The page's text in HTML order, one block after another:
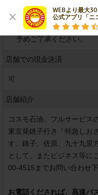
WEBより最大30
公式アプリ「ニ
上記カードでも事情に
予めご了承ください。
店舗での現金決済
可
店舗紹介
コスモ石油、フルサービス
東京発銚子行き「特急しお
す。銚子、佐原、九十九里
として、またビジネス等に
00-4515までお問い合わせ下
お電話くだされば、高速バ